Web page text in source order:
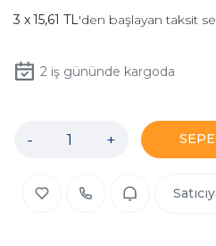
15,61 TL'den başlayan taksit
2iş gününde kargoda
- +